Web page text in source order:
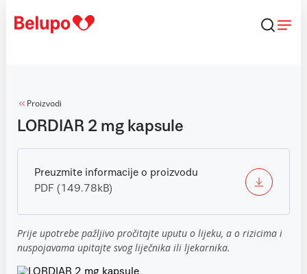
Proizvodi
LORDIAR 2 mg kapsule
Preuzmite informacije o proizvodu
PDF (149.78kB)
Prije upotrebe pažljivo pročitajte uputu o lijeku, a o rizicima i
nuspojavama upitajte svog liječnika ili ljekarnika.